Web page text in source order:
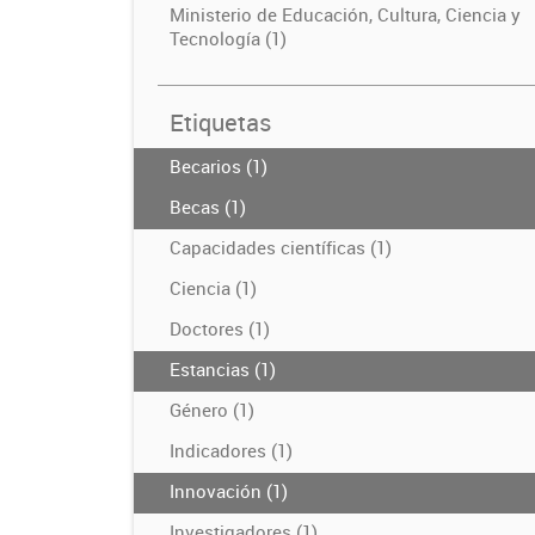
Ministerio de Educación, Cultura, Ciencia y
Tecnología (1)
Etiquetas
Becarios (1)
Becas (1)
Capacidades científicas (1)
Ciencia (1)
Doctores (1)
Estancias (1)
Género (1)
Indicadores (1)
Innovación (1)